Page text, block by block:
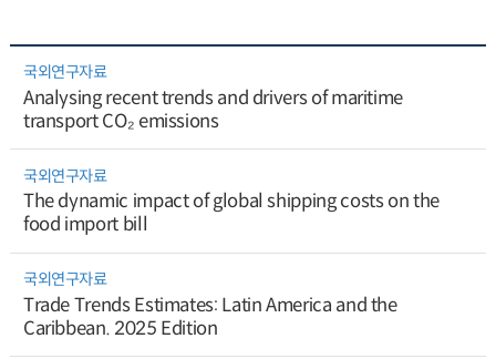
국외연구자료
Analysing recent trends and drivers of maritime
transport CO₂ emissions
국외연구자료
The dynamic impact of global shipping costs on the
food import bill
국외연구자료
Trade Trends Estimates: Latin America and the
Caribbean. 2025 Edition